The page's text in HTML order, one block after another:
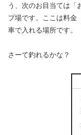
う、次のお目当ては「
プ場です。ここは料金
車で入れる場所です。
さーて釣れるかな？